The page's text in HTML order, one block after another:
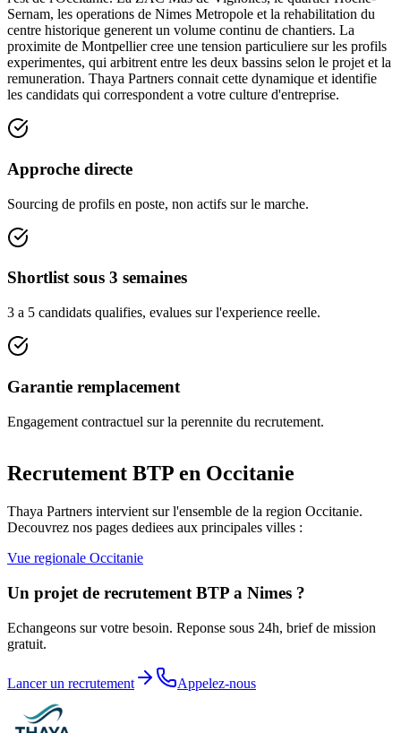
Sernam, les operations de Nimes Metropole et la rehabilitation du
centre historique generent un volume continu de chantiers. La
proximite de Montpellier cree une tension particuliere sur les profils
experimentes, qui arbitrent entre les deux bassins selon le projet et la
remuneration. Thaya Partners connait cette dynamique et identifie
les candidats qui correspondent a votre culture d'entreprise.
Approche directe
Sourcing de profils en poste, non actifs sur le marche.
Shortlist sous 3 semaines
3 a 5 candidats qualifies, evalues sur l'experience reelle.
Garantie remplacement
Engagement contractuel sur la perennite du recrutement.
Recrutement BTP en Occitanie
Thaya Partners intervient sur l'ensemble de la region Occitanie.
Decouvrez nos pages dediees aux principales villes :
Vue regionale Occitanie
Un projet de recrutement BTP a Nimes ?
Echangeons sur votre besoin. Reponse sous 24h, brief de mission
gratuit.
Lancer un recrutement Appelez-nous